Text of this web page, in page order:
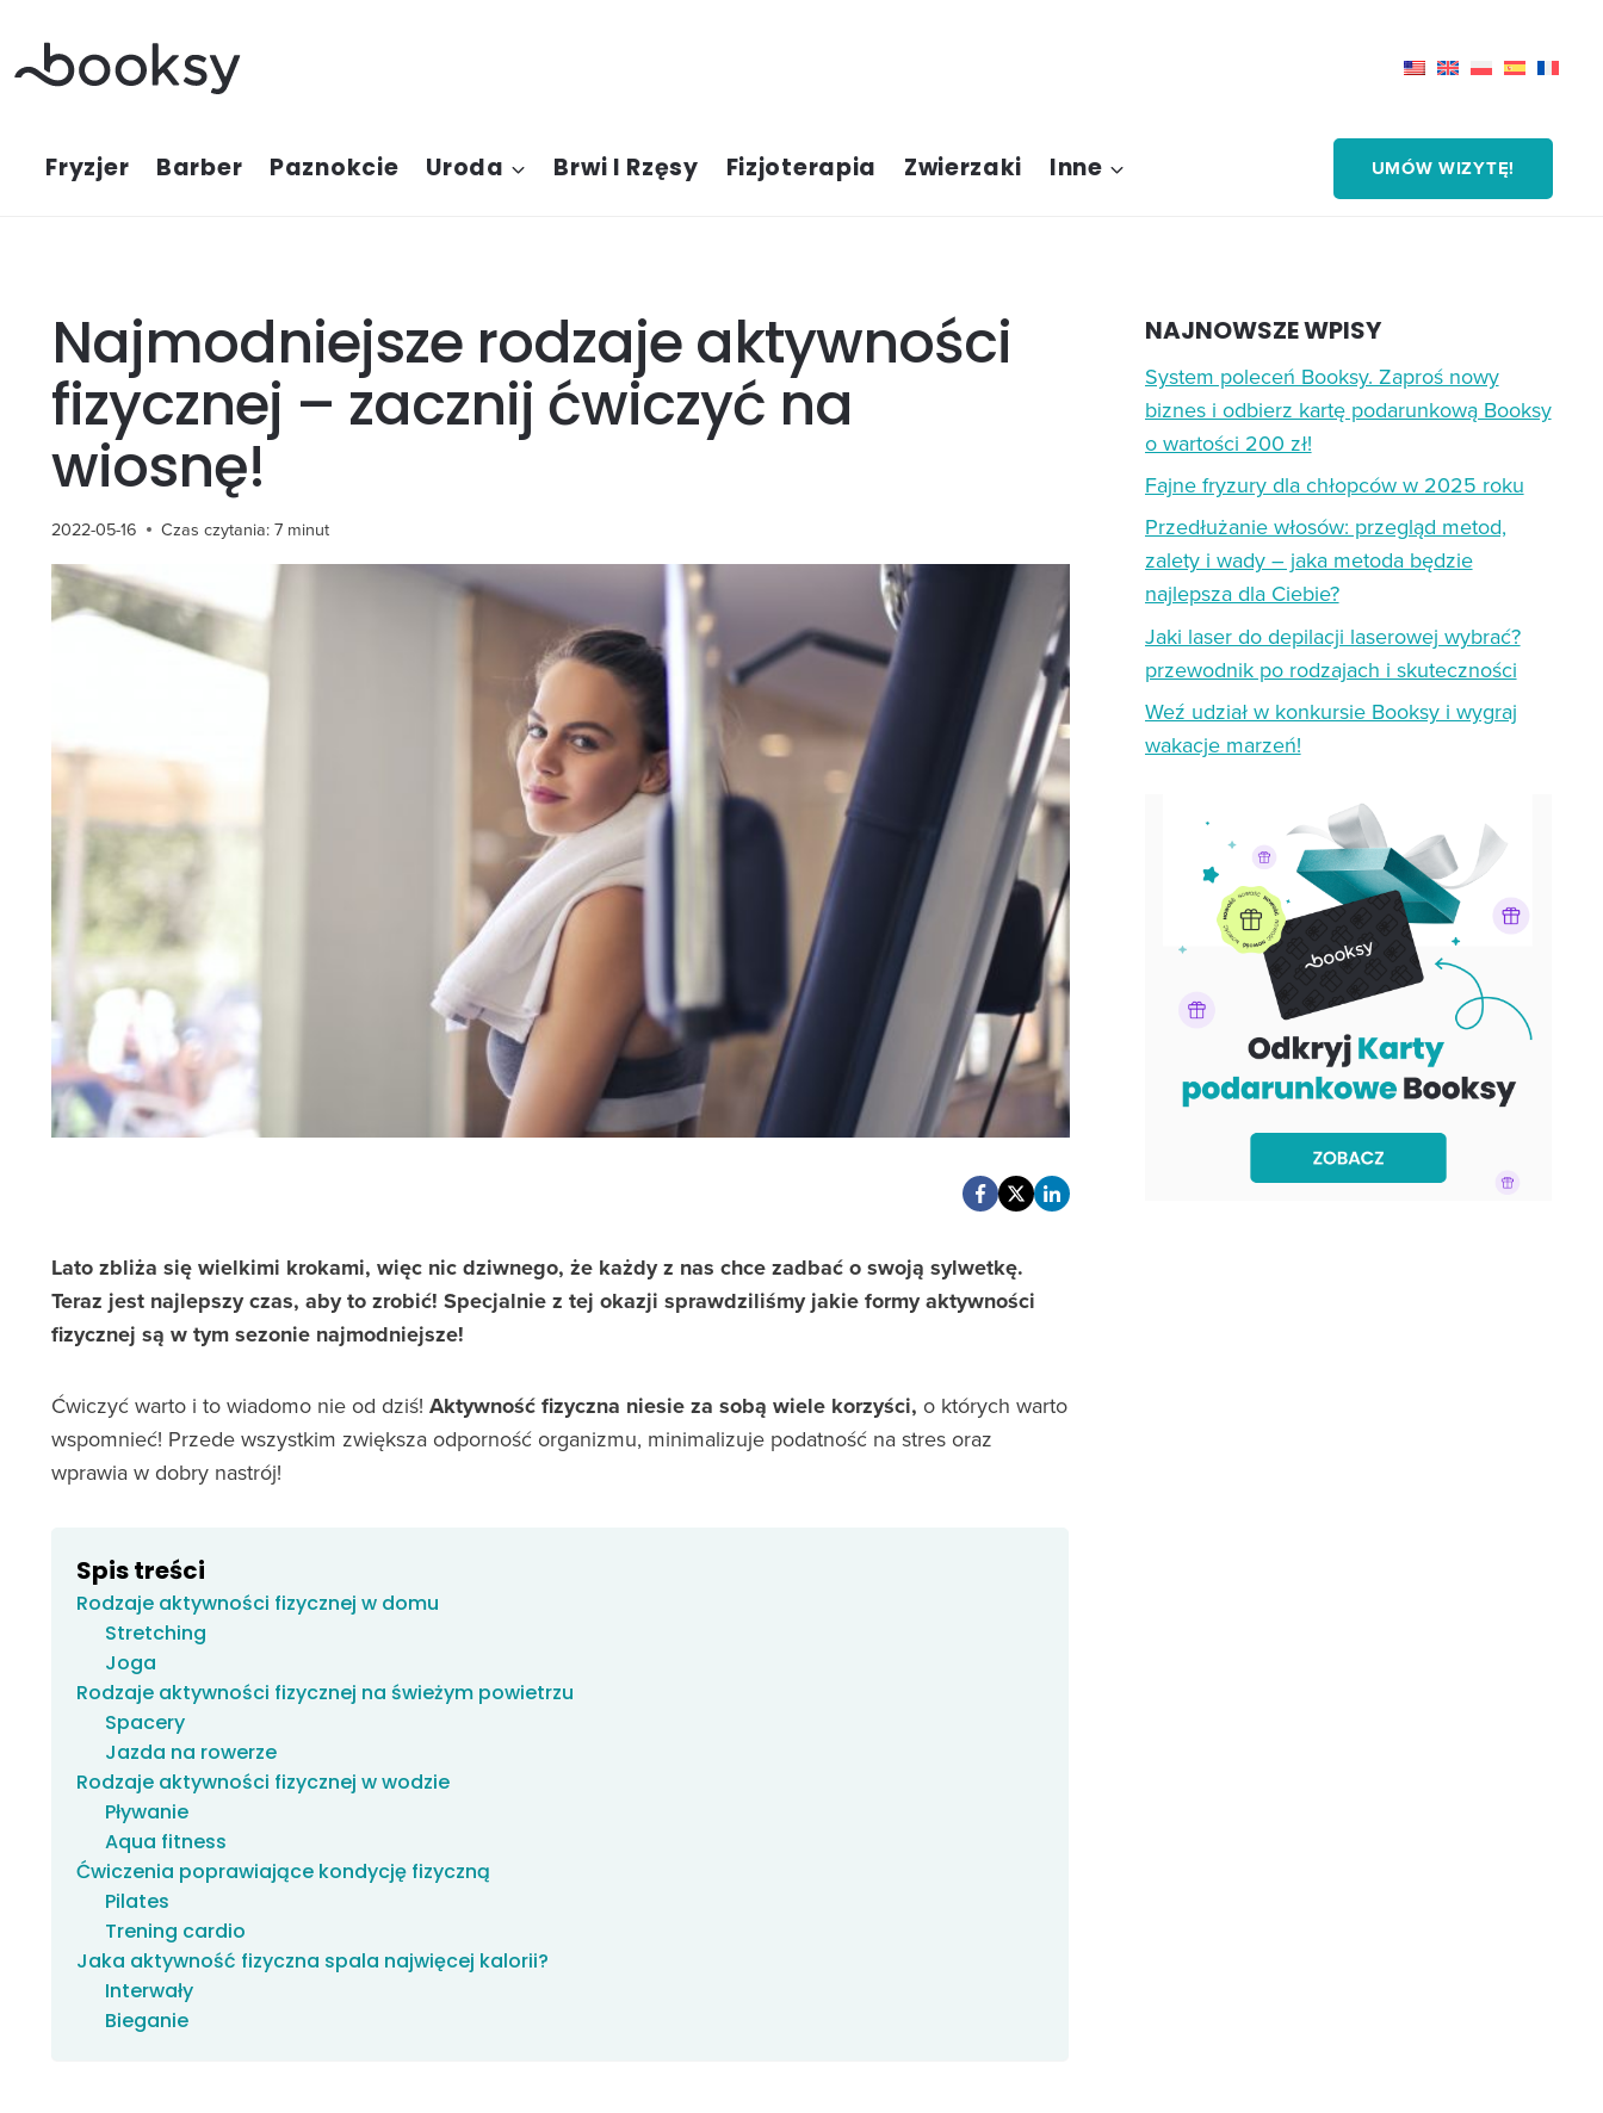
treści
Fryzjer Barber Paznokcie Uroda Brwi I Rzęsy Fizjoterapia Zwierzaki Inne UMÓW WIZYTĘ!
Najmodniejsze rodzaje aktywności
fizycznej – zacznij ćwiczyć na
wiosnę!
2022-05-16 Czas czytania:7 minut
Lato zbliża się wielkimi krokami, więc nic dziwnego, że każdy z nas chce zadbać o swoją sylwetkę.
Teraz jest najlepszy czas, aby to zrobić! Specjalnie z tej okazji sprawdziliśmy jakie formy aktywności
fizycznej są w tym sezonie najmodniejsze!
Ćwiczyć warto i to wiadomo nie od dziś! Aktywność fizyczna niesie za sobą wiele korzyści, o których warto
wspomnieć! Przede wszystkim zwiększa odporność organizmu, minimalizuje podatność na stres oraz
wprawia w dobry nastrój!
Spis treści
Rodzaje aktywności fizycznej w domu
Stretching
Joga
Rodzaje aktywności fizycznej na świeżym powietrzu
Spacery
Jazda na rowerze
Rodzaje aktywności fizycznej w wodzie
Pływanie
Aqua fitness
Ćwiczenia poprawiające kondycję fizyczną
Pilates
Trening cardio
Jaka aktywność fizyczna spala najwięcej kalorii?
Interwały
Bieganie
NAJNOWSZE WPISY
System poleceń Booksy. Zaproś nowy
biznes i odbierz kartę podarunkową Booksy
o wartości 200 zł!
Fajne fryzury dla chłopców w 2025 roku
Przedłużanie włosów: przegląd metod,
zalety i wady – jaka metoda będzie
najlepsza dla Ciebie?
Jaki laser do depilacji laserowej wybrać?
przewodnik po rodzajach i skuteczności
Weź udział w konkursie Booksy i wygraj
wakacje marzeń!